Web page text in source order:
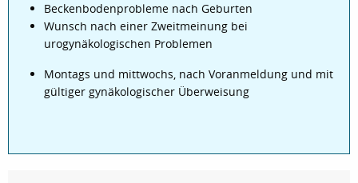
Beckenbodenprobleme nach Geburten
Wunsch nach einer Zweitmeinung bei
urogynäkologischen Problemen
Montags und mittwochs, nach Voranmeldung und mit
gültiger gynäkologischer Überweisung